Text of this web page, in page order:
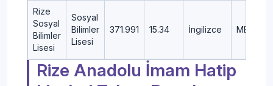
Rize
Sosyal
Bilimler
Lisesi
Sosyal
Bilimler
Lisesi
371.991 15.34 İngilizce MERKEZ
Rize Anadolu İmam Hatip